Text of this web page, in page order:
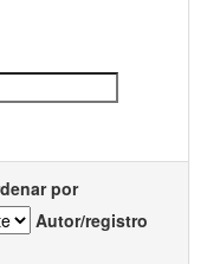
por
Autor/registro